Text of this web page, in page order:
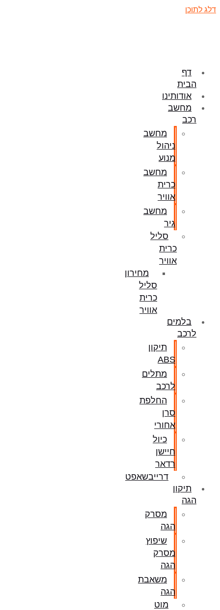
דלג לתוכן
דף
הבית
אודותינו
מחשב
רכב
מחשב
ניהול
מנוע
מחשב
כרית
אוויר
מחשב
גיר
סליל
כרית
אוויר
מחירון
סליל
כרית
אוויר
בלמים
לרכב
תיקון
ABS
מתלים
לרכב
החלפת
סרן
אחורי
כיול
חיישן
רדאר
דרייבשאפט
תיקון
הגה
מסרק
הגה
שיפוץ
מסרק
הגה
משאבת
הגה
מוט